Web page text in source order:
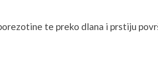
te preko dlana i prstiju